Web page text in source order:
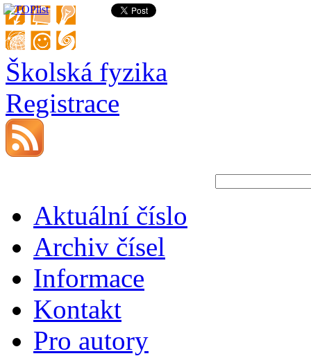
Školská fyzika
Registrace
Aktuální číslo
Archiv čísel
Informace
Kontakt
Pro autory